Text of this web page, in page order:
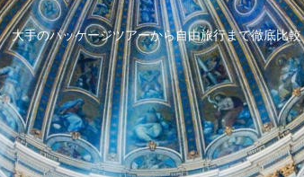
大手のパッケージツアーから自由旅行まで徹底比較